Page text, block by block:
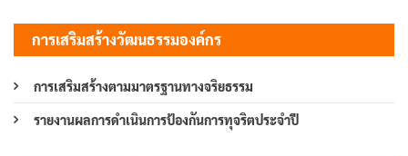
การเสริมสร้างวัฒนธรรมองค์กร
การเสริมสร้างตามมาตรฐานทางจริยธรรม
รายงานผลการดำเนินการป้องกันการทุจริตประจำปี